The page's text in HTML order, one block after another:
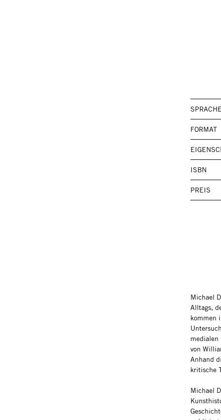
SPRACHE
FORMAT
ISBN
PREIS
Michael
Alltags,
kommen
medialen
von
Anhand
kritische
Michael